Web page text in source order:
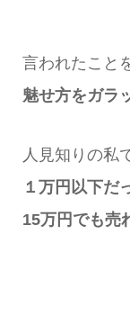
言われたこと
魅せ方をガラ
人見知りの私
１万円以下だ
15万円でも売